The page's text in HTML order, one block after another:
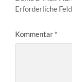
Erforderliche
Kommentar *